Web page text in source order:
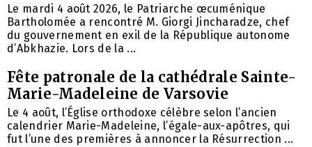
Le mardi 4 août 2026, le Patriarche œcuménique
Bartholomée a rencontré M. Giorgi Jincharadze, chef
du gouvernement en exil de la République autonome
d’Abkhazie. Lors de la ...
Fête patronale de la cathédrale Sainte-
Marie-Madeleine de Varsovie
Le 4 août, l’Église orthodoxe célèbre selon l’ancien
calendrier Marie-Madeleine, l’égale-aux-apôtres, qui
fut l’une des premières à annoncer la Résurrection ...